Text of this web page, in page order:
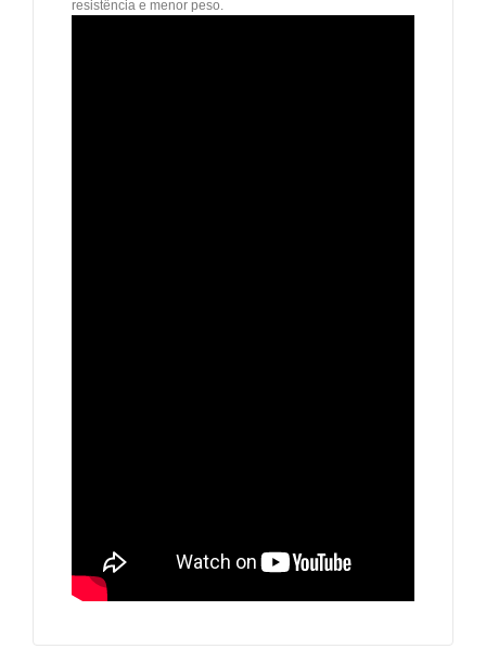
resistência e menor peso.